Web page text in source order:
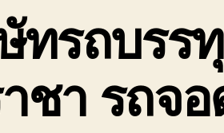
ทรถบรร
ชา รถจ